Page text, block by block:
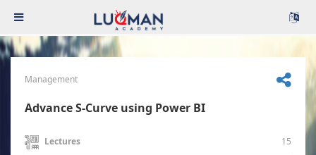
Management
Advance S-Curve using Power BI
Lectures 15